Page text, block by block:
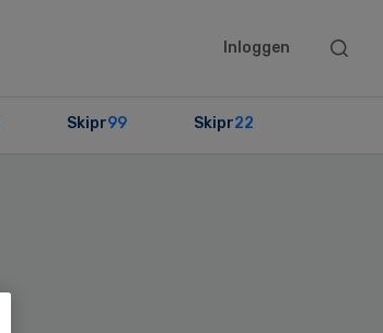
Inloggen
Search
Skipr99 Skipr22